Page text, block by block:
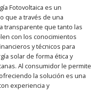
Fotovoltaica es un
que a través de una
transparente que tanto las
con los conocimientos
y técnicos para
solar de forma ética y
Al consumidor le permite
la solución es una
experiencia y